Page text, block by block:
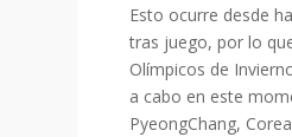
Esto ocurre desde
tras juego, por lo
Olímpicos de
a cabo en este
PyeongChang,